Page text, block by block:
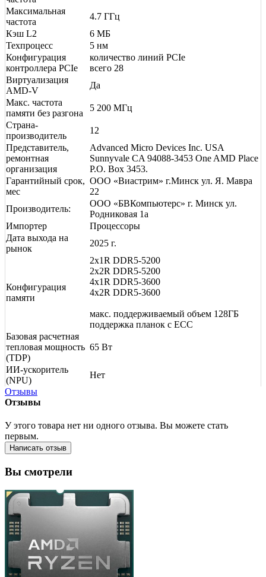
Максимальная
частота
4.7 ГГц
Кэш L2
6 МБ
Техпроцесс
5 нм
Конфигурация
контроллера PCIe
количество линий PCIe
всего 28
Виртуализация
AMD-V
Да
Макс. частота
памяти без разгона
5 200 МГц
Страна-
производитель
12
Представитель,
ремонтная
организация
Advanced Micro Devices Inc. USA
Sunnyvale CA 94088-3453 One AMD Place
P.O. Box 3453.
Гарантийный срок,
мес
ООО «Виастрим» г.Минск ул. Я. Мавра
22
Производитель:
ООО «БВКомпьютерс» г. Минск ул.
Родниковая 1а
Импортер
Процессоры
Дата выхода на
рынок
2025 г.
Конфигурация
памяти
2x1R DDR5-5200
2x2R DDR5-5200
4x1R DDR5-3600
4x2R DDR5-3600
макс. поддерживаемый объем 128ГБ
поддержка планок с ECC
Базовая расчетная
тепловая мощность
(TDP)
65 Вт
ИИ-ускоритель
(NPU)
Нет
Отзывы
Отзывы
У этого товара нет ни одного отзыва. Вы можете стать
первым.
Написать отзыв
Вы смотрели